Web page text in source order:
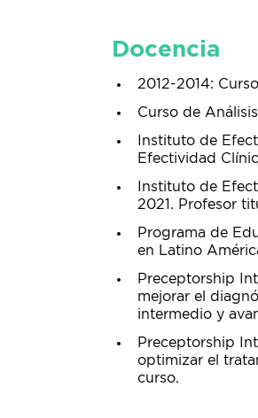
Docencia
2012-2014:
Curso de
Instituto de
Efectividad
Instituto de
2021. Profesor
Programa de
en Latino
Preceptorship
mejorar el
intermedio y
Preceptorship
optimizar el
curso.